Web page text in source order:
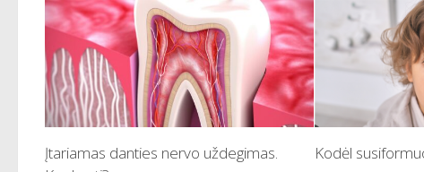
Įtariamas danties nervo uždegimas.
Kodėl